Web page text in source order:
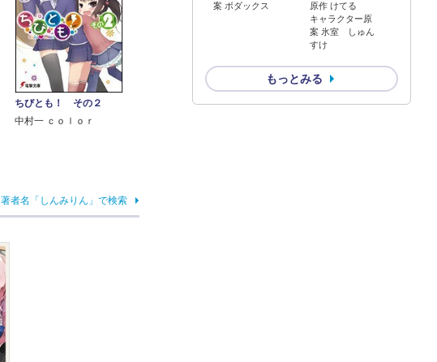
案 ボダックス
原作 けてる
キャラクター原
案 氷室 しゅん
すけ
もっとみる
ちびとも！ その２
中村一 ｃｏｌｏｒ
著者名「しんみりん」で検索